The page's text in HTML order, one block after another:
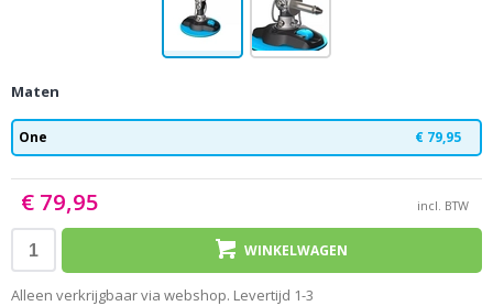
Maten
One € 79,95
€ 79,95 incl. BTW
WINKELWAGEN
Alleen verkrijgbaar via webshop. Levertijd 1-3